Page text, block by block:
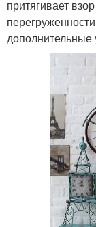
притягивает
дополнительные